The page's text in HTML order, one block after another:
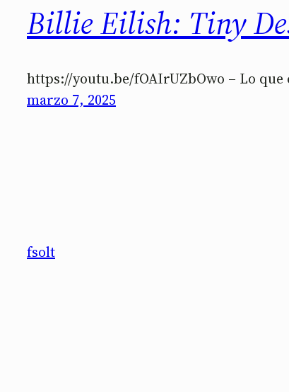
Billie Eilish: Tiny
https://youtu.be/fOAIrUZbOwo – Lo que
marzo 7, 2025
fsolt